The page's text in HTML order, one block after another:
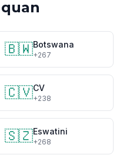
🇧🇼Botswana
+267
🇨🇻CV
+238
🇸🇿Eswatini
+268